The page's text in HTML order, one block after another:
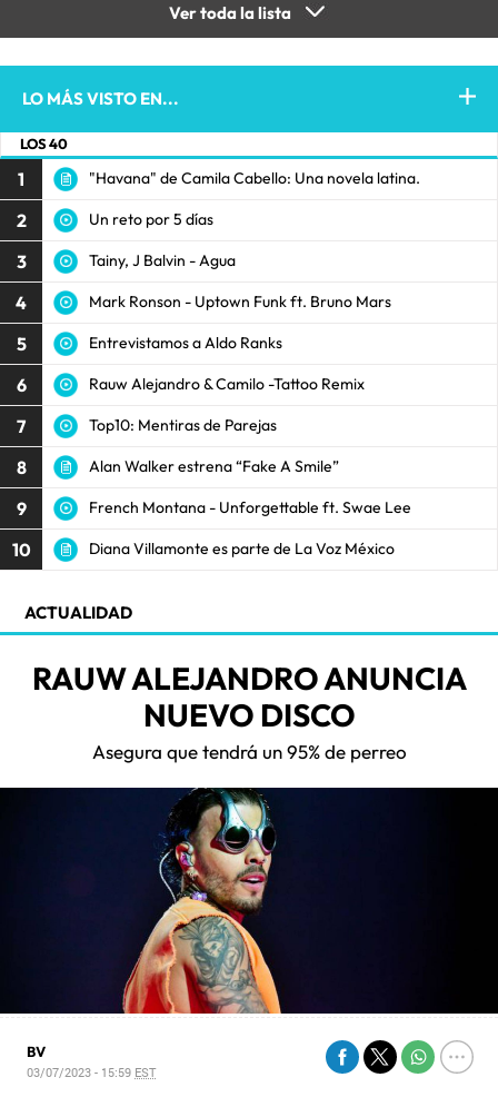
Ver toda la lista
LO MÁS VISTO EN...
LOS 40
1 "Havana" de Camila Cabello: Una novela latina.
2 Un reto por 5 días
3 Tainy, J Balvin - Agua
4 Mark Ronson - Uptown Funk ft. Bruno Mars
5 Entrevistamos a Aldo Ranks
6 Rauw Alejandro & Camilo -Tattoo Remix
7 Top10: Mentiras de Parejas
8 Alan Walker estrena “Fake A Smile”
9 French Montana - Unforgettable ft. Swae Lee
10 Diana Villamonte es parte de La Voz México
ACTUALIDAD
RAUW ALEJANDRO ANUNCIA
NUEVO DISCO
Asegura que tendrá un 95% de perreo
BV
03/07/2023 - 15:59 EST